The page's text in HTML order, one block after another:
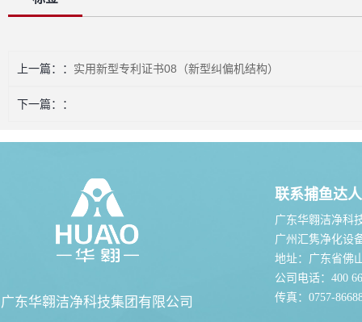
上一篇： 实用新型专利证书08（新型纠偏机结构）
下一篇：
广东华翱洁净科技集团有限公司
联系捕鱼达人
广东华翱洁净科
广州汇隽净化设
地址：广东省佛
公司电话：400
传真：0757-